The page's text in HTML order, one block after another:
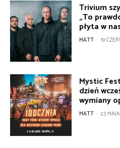
Trivium
„To
płyta w
MATT - 19
Mystic
dzień
wymiany
MATT - 23